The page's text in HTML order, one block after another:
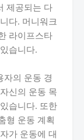
제공되는 다
다. 머니워크
라이프스타
습니다.
자의 운동 경
신의 운동 목
습니다. 또한
형 운동 계획
가 운동에 대